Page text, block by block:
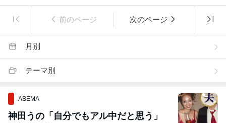
前のページ 次のページ
月別
テーマ別
ABEMA
神田うの「自分でもアル中だと思う」